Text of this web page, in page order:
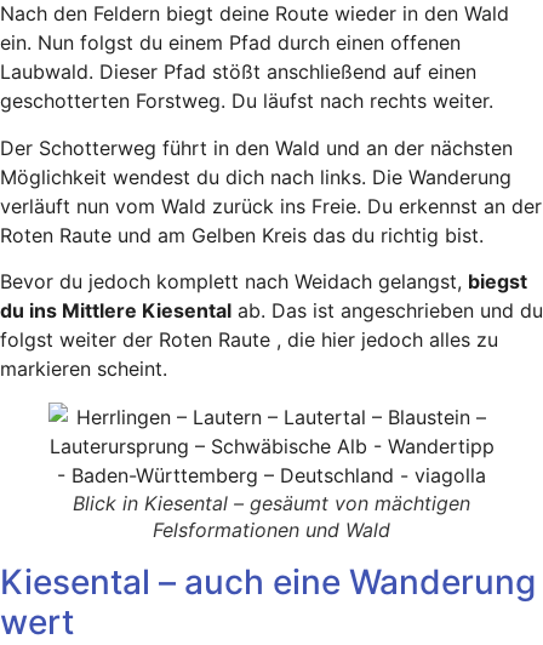
Nach den Feldern biegt deine Route wieder in den Wald
ein. Nun folgst du einem Pfad durch einen offenen
Laubwald. Dieser Pfad stößt anschließend auf einen
geschotterten Forstweg. Du läufst nach rechts weiter.
Der Schotterweg führt in den Wald und an der nächsten
Möglichkeit wendest du dich nach links. Die Wanderung
verläuft nun vom Wald zurück ins Freie. Du erkennst an der
Roten Raute und am Gelben Kreis das du richtig bist.
Bevor du jedoch komplett nach Weidach gelangst, biegst
du ins Mittlere Kiesental ab. Das ist angeschrieben und du
folgst weiter der Roten Raute , die hier jedoch alles zu
markieren scheint.
Blick in Kiesental – gesäumt von mächtigen
Felsformationen und Wald
Kiesental – auch eine Wanderung
wert